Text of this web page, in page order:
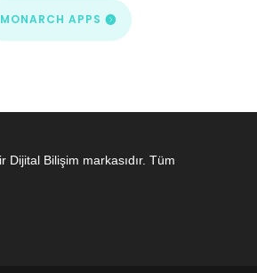
MONARCH APPS
Dijital Bilişim markasıdır. Tüm